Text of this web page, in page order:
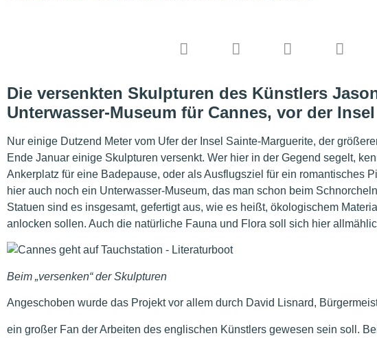
Die versenkten Skulpturen des Künstlers
Unterwasser-Museum für Cannes, vor der
Nur einige Dutzend Meter vom Ufer der Insel Sainte-Marguerite, der
Ende Januar einige Skulpturen versenkt. Wer hier in der Gegend segelt,
Ankerplatz für eine Badepause, oder als Ausflugsziel für ein romantisches
hier auch noch ein Unterwasser-Museum, das man schon beim
Statuen sind es insgesamt, gefertigt aus, wie es heißt, ökologischem
anlocken sollen. Auch die natürliche Fauna und Flora soll sich hier
Beim „versenken“ der Skulpturen
Angeschoben wurde das Projekt vor allem durch David Lisnard,
ein großer Fan der Arbeiten des englischen Künstlers gewesen sein soll.